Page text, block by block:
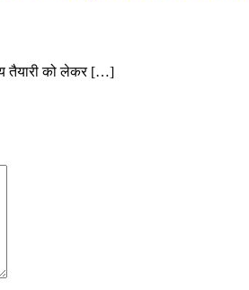
तैयारी को लेकर […]